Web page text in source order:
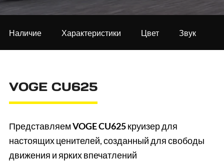
Наличие Характеристики Цвет Звук
VOGE CU625
ПредставляемVOGE CU625круизер для
настоящих ценителей, созданный для свободы
движения и ярких впечатлений